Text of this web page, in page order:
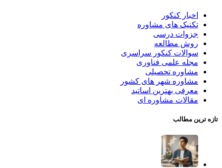
اخبار کنکور
تکنیک های مشاوره
جزوات درسی
روش مطالعه
سوالات کنکور سراسری
مجله علمی فناوری
مشاوره تحصیلی
مشاوره شهر های کشور
معرفی بهترین اساتید
مقالات مشاوره ای
تازه ترین مطالب